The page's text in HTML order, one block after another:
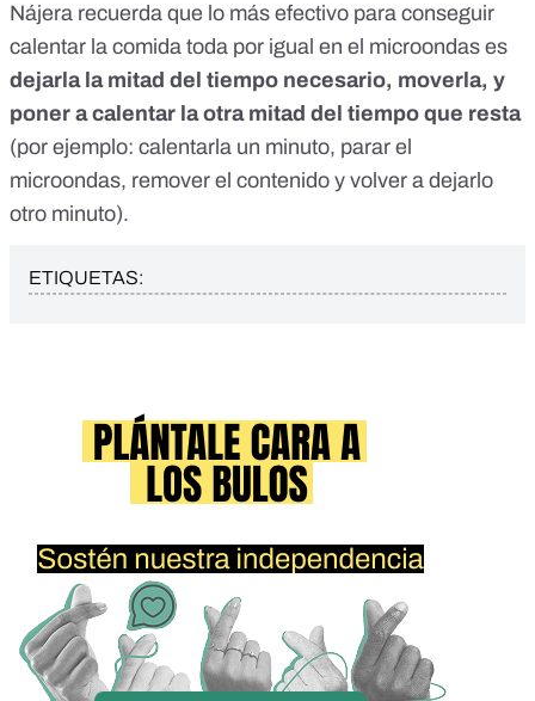
Nájera recuerda que lo más efectivo para conseguir
calentar la comida toda por igual en el microondas es
dejarla la mitad del tiempo necesario, moverla, y
poner a calentar la otra mitad del tiempo que resta
(por ejemplo: calentarla un minuto, parar el
microondas, remover el contenido y volver a dejarlo
otro minuto).
ETIQUETAS: